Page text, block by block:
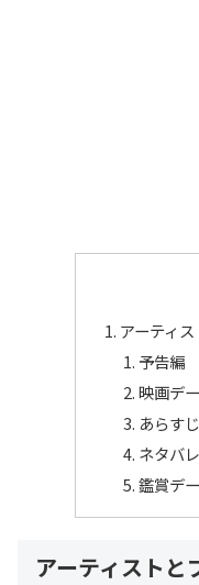
アーティ
予告編
映画デ
あらすじ
ネタバ
鑑賞デ
アーティスト